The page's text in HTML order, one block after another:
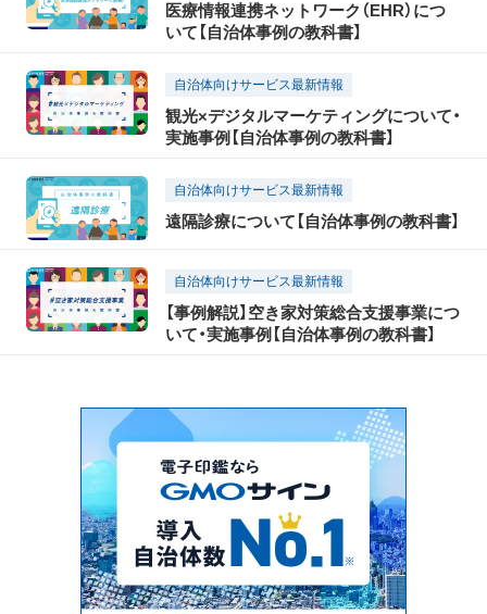
医療情報連携ネットワーク（EHR）につ
いて【自治体事例の教科書】
自治体向けサービス最新情報
観光×デジタルマーケティングについて・
実施事例【自治体事例の教科書】
自治体向けサービス最新情報
遠隔診療について【自治体事例の教科書】
自治体向けサービス最新情報
【事例解説】空き家対策総合支援事業につ
いて・実施事例【自治体事例の教科書】